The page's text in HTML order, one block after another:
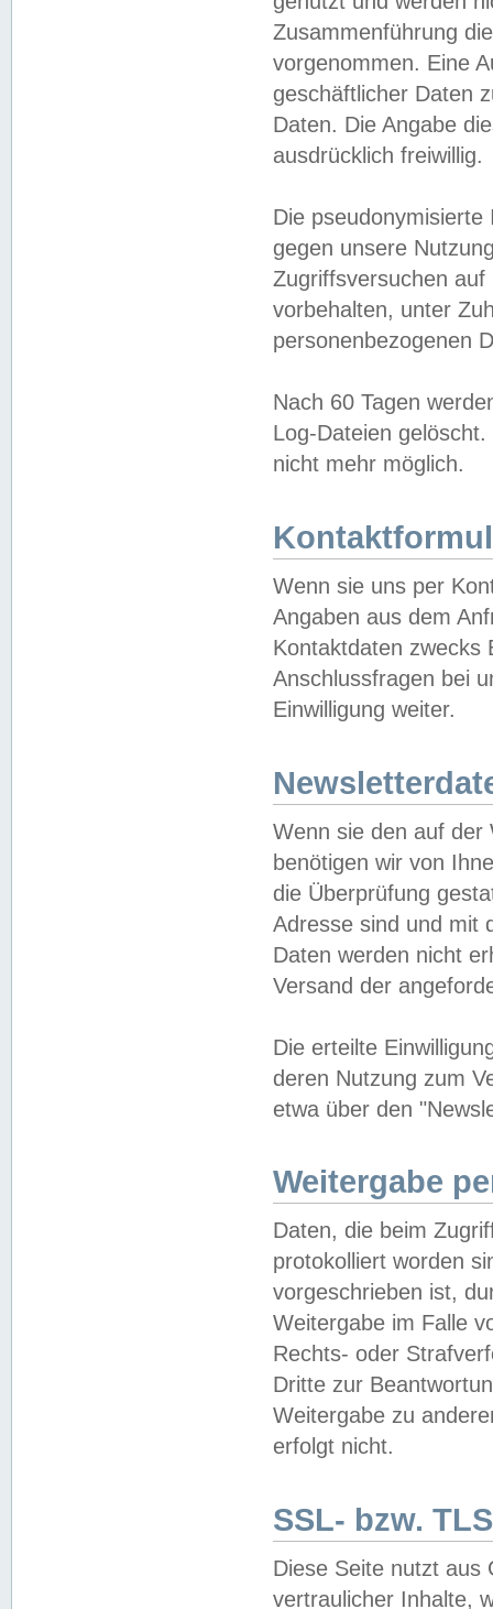
Zusammenführung
vorgenommen. Eine
geschäftlicher Daten
Daten. Die Angabe
ausdrücklich freiwillig.
Die
gegen unsere
Zugriffsversuchen
vorbehalten, unter
personenbezogenen
Nach 60 Tagen
Log-Dateien
nicht mehr möglich.
Wenn sie uns per
Angaben aus dem
Kontaktdaten zwecks
Anschlussfragen bei
Einwilligung weiter.
Wenn sie den auf der
benötigen wir von
die Überprüfung
Adresse sind und mit
Daten werden nicht
Versand der
Die erteilte
deren Nutzung zum
etwa über den
Weitergabe
Daten, die beim
protokolliert worden
vorgeschrieben ist,
Weitergabe im Falle
Rechts- oder
Dritte zur
Weitergabe zu
erfolgt nicht.
SSL- bzw.
Diese Seite nutzt aus
vertraulicher Inhalte,